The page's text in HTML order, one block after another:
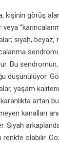
kişinin görüş
siyah,
Bu sendromun,
düşünülüyor.
yaşam
artan
kanalları
Siyah
renkte olabilir.